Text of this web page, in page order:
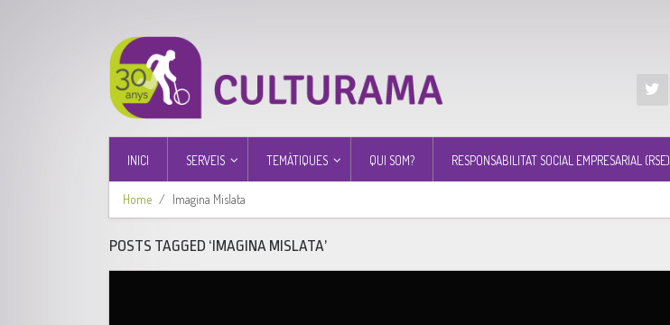
INICI SERVEIS TEMÀTIQUES QUI SOM? RESPONSABILITAT SOCIAL EMPRESARIAL (RSE)
Home Imagina Mislata
POSTS TAGGED ‘IMAGINA MISLATA’